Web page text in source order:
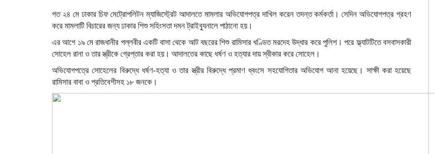
গত ২৪ মে ঢাকার চিফ মেট্রোপলিটন ম্যাজিস্ট্রেট আদালতে মামলার অভিযোগপত্র দাখিল করেন তদন্ত কর্মকর্তা। সেদিন অভিযোগপত্র গ্রহণ
করে মামলাটি বিচারের জন্য ঢাকার শিশু সহিংসতা দমন ট্রাইব্যুনালে পাঠানো হয়।
এর আগে ১৯ মে রাজধানীর পল্লবীর একটি বাসা থেকে আট বছরের শিশু রামিসার খণ্ডিত মরদেহ উদ্ধার করে পুলিশ। পরে ফ্ল্যাটটিতে বসবাসকারী
সোহেল রানা ও তার স্ত্রীকে গ্রেপ্তার করা হয়। আদালতের কাছে ধর্ষণ ও হত্যার দায় স্বীকার করে সোহেল।
অভিযোগপত্রে সোহেলের বিরুদ্ধে ধর্ষণ-হত্যা ও তার স্ত্রীর বিরুদ্ধে প্রমাণ ধ্বংসে সহযোগিতার অভিযোগ আনা হয়েছে। সাক্ষী করা হয়েছে
রামিসার বাবা ও প্রতিবেশীসহ ১৮ জনকে।